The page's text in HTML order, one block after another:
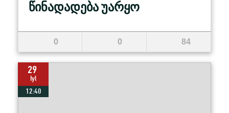
წინადადება უარყო
0 0 84
29
Iyl
12:40